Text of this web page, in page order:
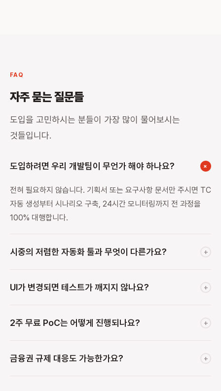
FAQ
자주 묻는 질문들
도입을 고민하시는 분들이 가장 많이 물어보시는
것들입니다.
도입하려면 우리 개발팀이 무언가 해야 하나요? +
전혀 필요하지 않습니다. 기획서 또는 요구사항 문서만 주시면 TC
자동 생성부터 시나리오 구축, 24시간 모니터링까지 전 과정을
100% 대행합니다.
시중의 저렴한 자동화 툴과 무엇이 다른가요? +
돌려야 합니다. HBsmith는 이 모든 과정을 대행해 숨은 인건비를
UI가 변경되면 테스트가 깨지지 않나요? +
인식해 적응합니다. HBsmith 운영팀이 변화를 즉각
2주 무료 PoC는 어떻게 진행되나요? +
시나리오를 구축하고 2주간 실제 운영 환경에서 결과를 확인하실
금융권 규제 대응도 가능한가요? +